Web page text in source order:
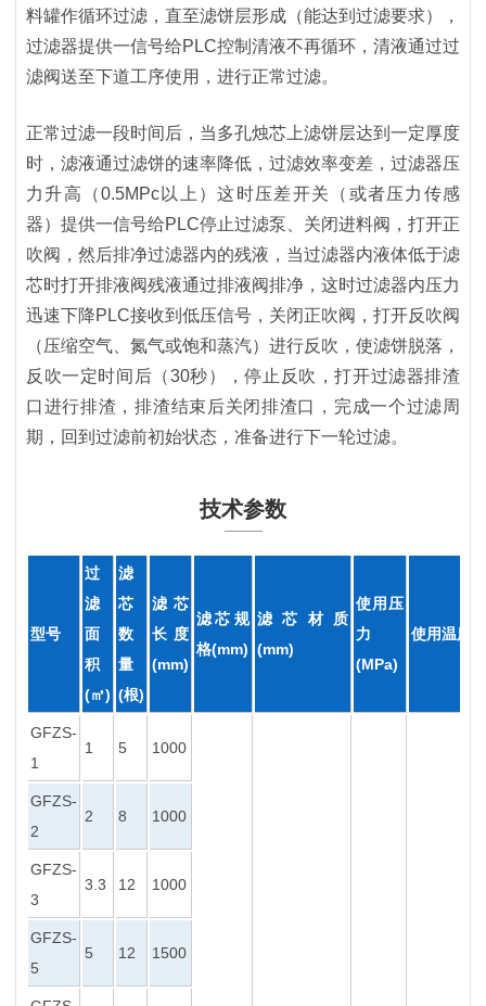
料罐作循环过滤，直至滤饼层形成（能达到过滤要求），
过滤器提供一信号给PLC控制清液不再循环，清液通过过
滤阀送至下道工序使用，进行正常过滤。
正常过滤一段时间后，当多孔烛芯上滤饼层达到一定厚度
时，滤液通过滤饼的速率降低，过滤效率变差，过滤器压
力升高（0.5MPc以上）这时压差开关（或者压力传感
器）提供一信号给PLC停止过滤泵、关闭进料阀，打开正
吹阀，然后排净过滤器内的残液，当过滤器内液体低于滤
芯时打开排液阀残液通过排液阀排净，这时过滤器内压力
迅速下降PLC接收到低压信号，关闭正吹阀，打开反吹阀
（压缩空气、氮气或饱和蒸汽）进行反吹，使滤饼脱落，
反吹一定时间后（30秒），停止反吹，打开过滤器排渣
口进行排渣，排渣结束后关闭排渣口，完成一个过滤周
期，回到过滤前初始状态，准备进行下一轮过滤。
技术参数
型号
过
滤
面
积
(㎡)
滤
芯
数
量
(根)
滤芯
长度
(mm)
滤芯规
格(mm)
滤芯材质
(mm)
使用压
力
(MPa)
使用温度
GFZS-
1
1 5 1000
GFZS-
2
2 8 1000
GFZS-
3
3.3 12 1000
GFZS-
5
5 12 1500